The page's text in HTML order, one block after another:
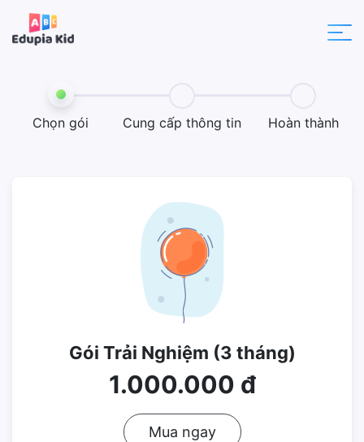
Chọn gói Cung cấp thông tin Hoàn thành
Gói Trải Nghiệm (3 tháng)
1.000.000 đ
Mua ngay